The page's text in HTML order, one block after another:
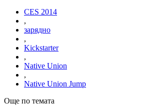
CES 2014
,
зарядно
,
Kickstarter
,
Native Union
,
Native Union Jump
Още по темата